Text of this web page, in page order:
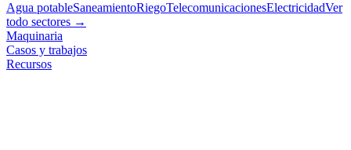
Agua potableSaneamientoRiegoTelecomunicacionesElectricidadVer
todo sectores →
Maquinaria
Casos y trabajos
Recursos